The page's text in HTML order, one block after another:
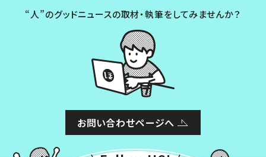
“人”のグッドニュースの取材・執筆をしてみませんか？
お問い合わせページへ